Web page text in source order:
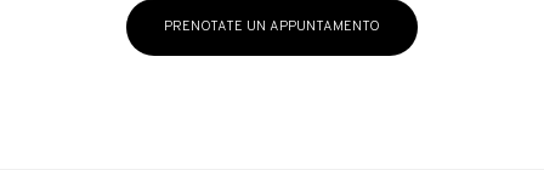
PRENOTATE UN APPUNTAMENTO